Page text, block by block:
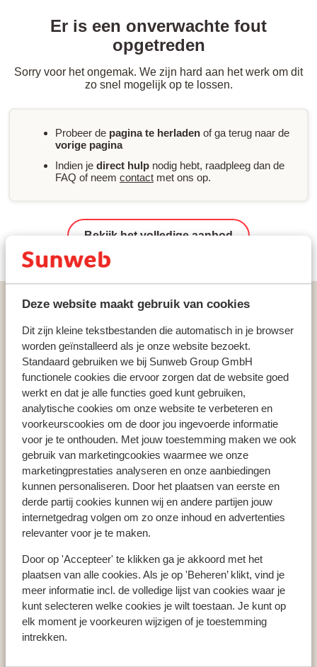
Deze website maakt gebruik van cookies
Dit zijn kleine tekstbestanden die automatisch in je browser
worden geïnstalleerd als je onze website bezoekt.
Standaard gebruiken we bij Sunweb Group GmbH
functionele cookies die ervoor zorgen dat de website goed
werkt en dat je alle functies goed kunt gebruiken,
analytische cookies om onze website te verbeteren en
voorkeurscookies om de door jou ingevoerde informatie
voor je te onthouden. Met jouw toestemming maken we ook
gebruik van marketingcookies waarmee we onze
marketingprestaties analyseren en onze aanbiedingen
kunnen personaliseren. Door het plaatsen van eerste en
derde partij cookies kunnen wij en andere partijen jouw
internetgedrag volgen om zo onze inhoud en advertenties
relevanter voor je te maken.
Door op 'Accepteer' te klikken ga je akkoord met het
plaatsen van alle cookies. Als je op 'Beheren’ klikt, vind je
meer informatie incl. de volledige lijst van cookies waar je
kunt selecteren welke cookies je wilt toestaan. Je kunt op
elk moment je voorkeuren wijzigen of je toestemming
intrekken.
Er is een onverwachte fout
opgetreden
Sorry voor het ongemak. We zijn hard aan het werk om dit
zo snel mogelijk op te lossen.
Probeer de pagina te herladen of ga terug naar de
vorige pagina
Indien je direct hulp nodig hebt, raadpleeg dan de
FAQ of neem contact met ons op.
Bekijk het volledige aanbod
Vakanties Zonvakanties Griekenland
Peloponnesos
Populaire landen
Spanje
Griekenland
Portugal
Populaire regio's
Kreta
Zakynthos
Populaire bestemmingen